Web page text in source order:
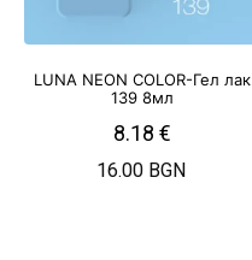
LUNA NEON COLOR-Гел лак
139 8мл
8.18 €
16.00 BGN